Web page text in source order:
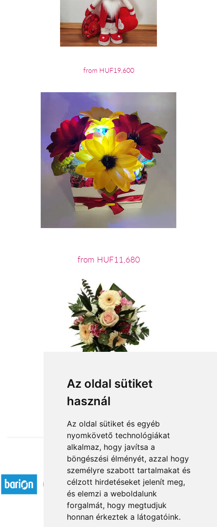
Az oldal sütiket
használ
Az oldal sütiket és egyéb
nyomkövető technológiákat
alkalmaz, hogy javítsa a
böngészési élményét, azzal hogy
személyre szabott tartalmakat és
célzott hirdetéseket jelenít meg,
és elemzi a weboldalunk
forgalmát, hogy megtudjuk
honnan érkeztek a látogatóink.
from HUF19,600
from HUF11,680
from HUF18,320
Accepted payment methods